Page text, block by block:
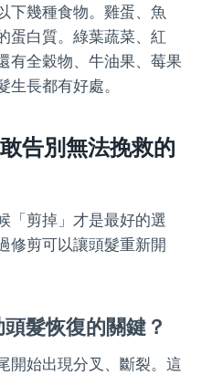
下幾種食物。雞蛋、魚
蛋白質。綠葉蔬菜、紅
有全穀物、牛油果、莓果
長都有好處。
告別無法挽救的
「剪掉」才是最好的選
修剪可以讓頭髮重新開
髮恢復的關鍵？
開始出現分叉、斷裂。這